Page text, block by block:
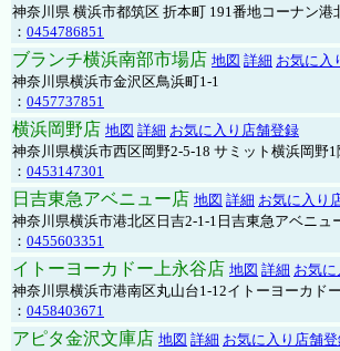
神奈川県 横浜市都筑区 折本町 191番地コーナン港
： 0454786851
ブランチ横浜南部市場店 地図 詳細 お気に入
神奈川県横浜市金沢区鳥浜町1-1
： 0457737851
横浜岡野店 地図 詳細 お気に入り店舗登録
神奈川県横浜市西区岡野2-5-18 サミット横浜岡野1
： 0453147301
日吉東急アベニュー店 地図 詳細 お気に入り
神奈川県横浜市港北区日吉2-1-1日吉東急アベニ
： 0455603351
イトーヨーカドー上永谷店 地図 詳細 お気
神奈川県横浜市港南区丸山台1-12イトーヨーカド
： 0458403671
アピタ金沢文庫店 地図 詳細 お気に入り店舗